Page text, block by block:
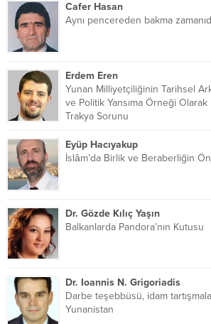
Cafer Hasan
Aynı pencereden bakma
Erdem Eren
Yunan Milliyetçiliğinin Tarihsel
ve Politik Yansıma Örneği Olarak
Trakya Sorunu
Eyüp Hacıyakup
İslâm’da Birlik ve Beraberliğin
Dr. Gözde Kılıç Yaşın
Balkanlarda Pandora’nın Kutusu
Dr. Ioannis N. Grigoriadis
Darbe teşebbüsü, idam
Yunanistan